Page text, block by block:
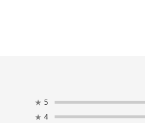
★ 5
★ 4